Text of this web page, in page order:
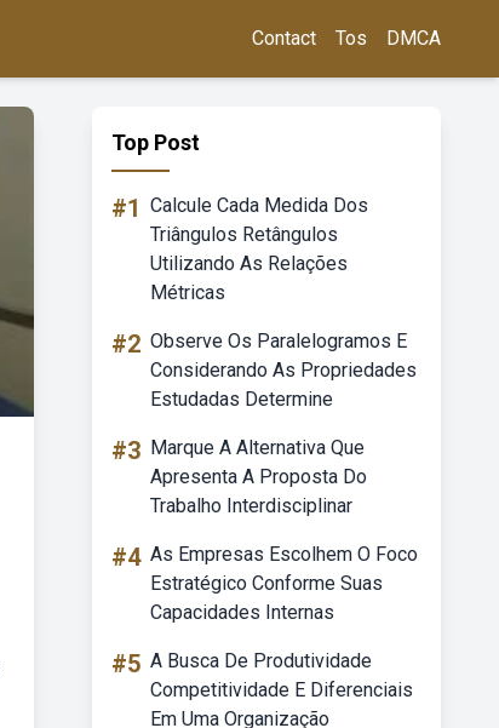
Contact Tos DMCA
Top Post
#1 Calcule Cada Medida Dos
Triângulos Retângulos
Utilizando As Relações
Métricas
#2 Observe Os Paralelogramos E
Considerando As Propriedades
Estudadas Determine
#3 Marque A Alternativa Que
Apresenta A Proposta Do
Trabalho Interdisciplinar
#4 As Empresas Escolhem O Foco
Estratégico Conforme Suas
Capacidades Internas
#5 A Busca De Produtividade
Competitividade E Diferenciais
Em Uma Organização